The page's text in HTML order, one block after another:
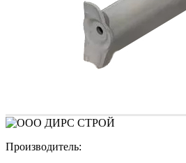
Производитель: